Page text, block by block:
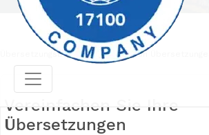
Übersetzungsbüro Einbindung von Übersetzungen
Vereinfachen Sie Ihre
Übersetzungen